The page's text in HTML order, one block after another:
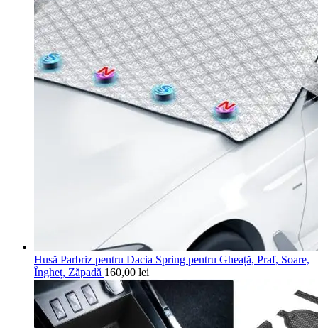
Husă Parbriz pentru Dacia Spring pentru Gheață, Praf, Soare,
Îngheț, Zăpadă 160,00 lei